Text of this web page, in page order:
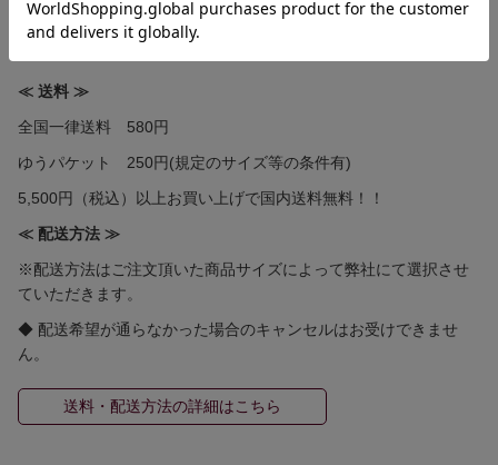
≪ 送料 ≫
全国一律送料 580円
ゆうパケット 250円(規定のサイズ等の条件有)
5,500円（税込）以上お買い上げで国内送料無料！！
≪ 配送方法 ≫
※配送方法はご注文頂いた商品サイズによって弊社にて選択させ
ていただきます。
◆ 配送希望が通らなかった場合のキャンセルはお受けできませ
ん。
送料・配送方法の詳細はこちら